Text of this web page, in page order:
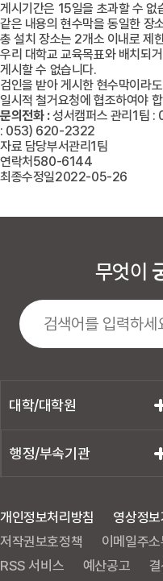
게시기간은 15일을 초과할 수 없
같은 내용의 현수막을 동일한 장
총 설치 장소는 2개소 이내로 제
우리 대학교 교육목표와 배치되
게시할 수 없습니다.
검인을 받아 게시한 현수막이라
일시적 철거요청에 협조하여야
문의전화 :성서캠퍼스 관리1팀
: 053) 620-2322
자료 담당부서관리1팀
연락처 580-6144
최종수정일2022-05-26
무엇이
대학/대학원
행정/부속기관
개인정보처리방침
영상정
저작권보호정책
이메일주
RSS 서비스
예산공고